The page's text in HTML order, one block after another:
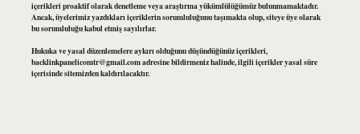
içerikleri proaktif olarak denetleme veya araştırma yükümlülüğümüz bulunmamaktadır.
Ancak, üyelerimiz yazdıkları içeriklerin sorumluluğunu taşımakta olup, siteye üye olarak
bu sorumluluğu kabul etmiş sayılırlar.
Hukuka ve yasal düzenlemelere aykırı olduğunu düşündüğünüz içerikleri,
backlinkpanelicomtr@gmail.comadresine bildirmeniz halinde, ilgili içerikler yasal süre
içerisinde sitemizden kaldırılacaktır.